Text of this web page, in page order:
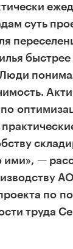
суть
быстрее
Люди
—
по
труда